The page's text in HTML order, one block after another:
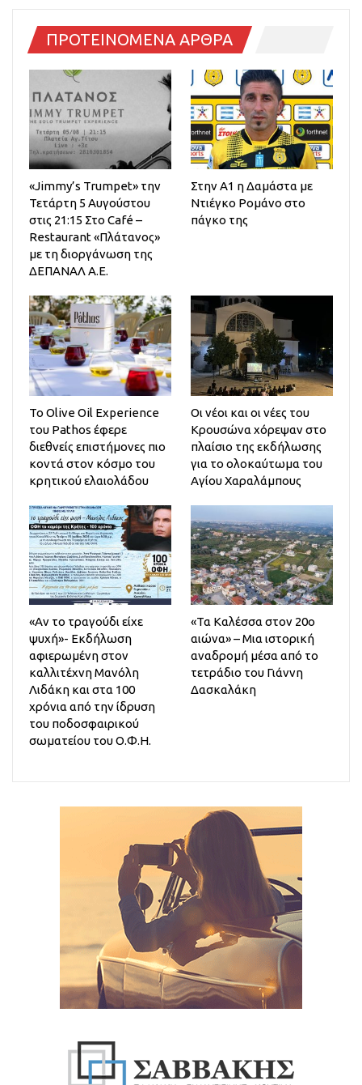
ΠΡΟΤΕΙΝΟΜΕΝΑ ΑΡΘΡΑ
«Jimmy’s Trumpet» την
Τετάρτη 5 Αυγούστου
στις 21:15 Στο Café –
Restaurant «Πλάτανος»
με τη διοργάνωση της
ΔΕΠΑΝΑΛ Α.Ε.
Στην Α1 η Δαμάστα με
Ντιέγκο Ρομάνο στο
πάγκο της
Το Olive Oil Experience
του Pathos έφερε
διεθνείς επιστήμονες πιο
κοντά στον κόσμο του
κρητικού ελαιολάδου
Οι νέοι και οι νέες του
Κρουσώνα χόρεψαν στο
πλαίσιο της εκδήλωσης
για το ολοκαύτωμα του
Αγίου Χαραλάμπους
«Αν το τραγούδι είχε
ψυχή»- Εκδήλωση
αφιερωμένη στον
καλλιτέχνη Μανόλη
Λιδάκη και στα 100
χρόνια από την ίδρυση
του ποδοσφαιρικού
σωματείου του Ο.Φ.Η.
«Τα Καλέσσα στον 20ο
αιώνα» – Μια ιστορική
αναδρομή μέσα από το
τετράδιο του Γιάννη
Δασκαλάκη